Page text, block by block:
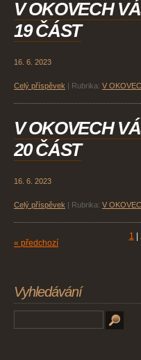
V OKOVECH
19 ČÁST
16. 6. 2023
Celý příspěvek Rubrika: V
V OKOVECH
20 ČÁST
16. 6. 2023
Celý příspěvek Rubrika: V
« předchozí
1
Vyhledávání